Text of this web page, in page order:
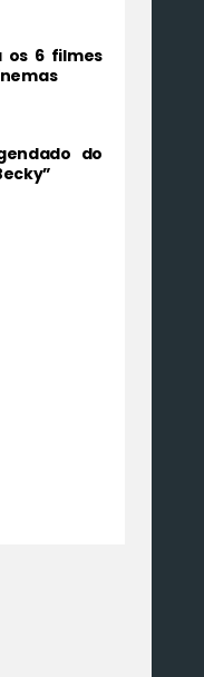
os 6 filmes
do